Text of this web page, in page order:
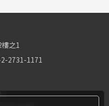
之1
2731-1171